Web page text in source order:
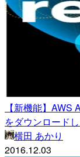
【新機能】AWS
をダウンロード
横田 あかり
2016.12.03